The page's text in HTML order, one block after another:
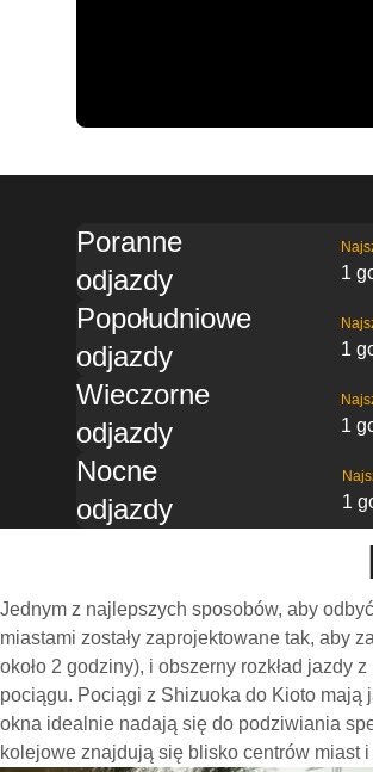
Poranne
odjazdy
1
Popołudniowe
odjazdy
1
Wieczorne
odjazdy
1
Nocne
odjazdy
1
Jednym z najlepszych sposobów, aby
miastami zostały zaprojektowane tak, aby
około 2 godziny), i obszerny rozkład
pociągu. Pociągi z Shizuoka do Kioto mają
okna idealnie nadają się do podziwiania
kolejowe znajdują się blisko centrów miast